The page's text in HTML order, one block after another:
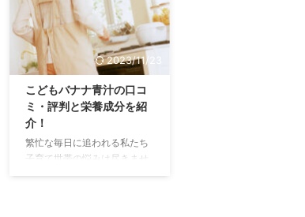
2023/11/23
こどもバナナ青汁の口コ
ミ・評判と栄養成分を紹
介！
繁忙な毎日に追われる私たち
子育て世帯の悩みは尽きませ